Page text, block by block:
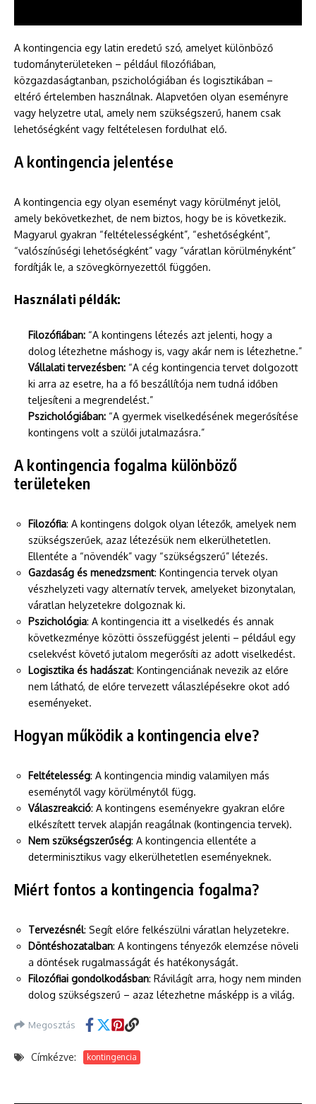
A kontingencia egy latin eredetű szó, amelyet különböző
tudományterületeken – például filozófiában,
közgazdaságtanban, pszichológiában és logisztikában –
eltérő értelemben használnak. Alapvetően olyan eseményre
vagy helyzetre utal, amely nem szükségszerű, hanem csak
lehetőségként vagy feltételesen fordulhat elő.
A kontingencia jelentése
A kontingencia egy olyan eseményt vagy körülményt jelöl,
amely bekövetkezhet, de nem biztos, hogy be is következik.
Magyarul gyakran “feltételességként”, “eshetőségként”,
“valószínűségi lehetőségként” vagy “váratlan körülményként”
fordítják le, a szövegkörnyezettől függően.
Használati példák:
Filozófiában: “A kontingens létezés azt jelenti, hogy a
dolog létezhetne máshogy is, vagy akár nem is létezhetne.”
Vállalati tervezésben: “A cég kontingencia tervet dolgozott
ki arra az esetre, ha a fő beszállítója nem tudná időben
teljesíteni a megrendelést.”
Pszichológiában: “A gyermek viselkedésének megerősítése
kontingens volt a szülői jutalmazásra.”
A kontingencia fogalma különböző
területeken
Filozófia: A kontingens dolgok olyan létezők, amelyek nem
szükségszerűek, azaz létezésük nem elkerülhetetlen.
Ellentéte a “növendék” vagy “szükségszerű” létezés.
Gazdaság és menedzsment: Kontingencia tervek olyan
vészhelyzeti vagy alternatív tervek, amelyeket bizonytalan,
váratlan helyzetekre dolgoznak ki.
Pszichológia: A kontingencia itt a viselkedés és annak
következménye közötti összefüggést jelenti – például egy
cselekvést követő jutalom megerősíti az adott viselkedést.
Logisztika és hadászat: Kontingenciának nevezik az előre
nem látható, de előre tervezett válaszlépésekre okot adó
eseményeket.
Hogyan működik a kontingencia elve?
Feltételesség: A kontingencia mindig valamilyen más
eseménytől vagy körülménytől függ.
Válaszreakció: A kontingens eseményekre gyakran előre
elkészített tervek alapján reagálnak (kontingencia tervek).
Nem szükségszerűség: A kontingencia ellentéte a
determinisztikus vagy elkerülhetetlen eseményeknek.
Miért fontos a kontingencia fogalma?
Tervezésnél: Segít előre felkészülni váratlan helyzetekre.
Döntéshozatalban: A kontingens tényezők elemzése növeli
a döntések rugalmasságát és hatékonyságát.
Filozófiai gondolkodásban: Rávilágít arra, hogy nem minden
dolog szükségszerű – azaz létezhetne másképp is a világ.
Megosztás
Címkézve: kontingencia